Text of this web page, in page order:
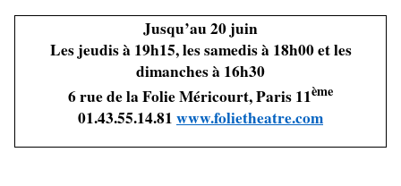
Jusqu’au 20 juin
Les jeudis à 19h15, les samedis à 18h00 et les
dimanches à 16h30
6 rue de la Folie Méricourt, Paris 11ème
01.43.55.14.81 www.folietheatre.com